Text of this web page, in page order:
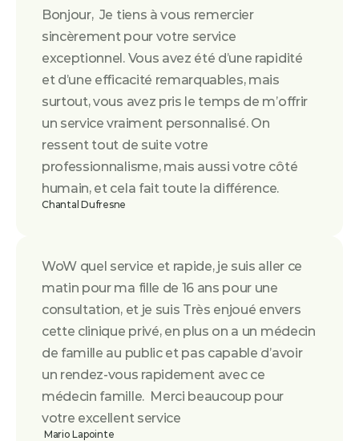
Bonjour,  Je tiens à vous remercier
sincèrement pour votre service
exceptionnel. Vous avez été d’une rapidité
et d’une efficacité remarquables, mais
surtout, vous avez pris le temps de m’offrir
un service vraiment personnalisé. On
ressent tout de suite votre
professionnalisme, mais aussi votre côté
humain, et cela fait toute la différence.
Chantal Dufresne
WoW quel service et rapide, je suis aller ce
matin pour ma fille de 16 ans pour une
consultation, et je suis Très enjoué envers
cette clinique privé, en plus on a un médecin
de famille au public et pas capable d’avoir
un rendez-vous rapidement avec ce
médecin famille.  Merci beaucoup pour
votre excellent service
Mario Lapointe